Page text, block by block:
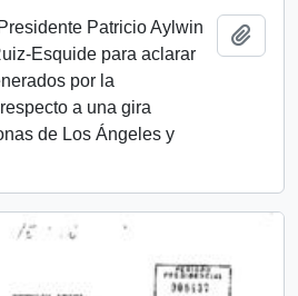
Patricio Aylwin
Esquide para aclarar
por la
a una gira
de Los Ángeles y